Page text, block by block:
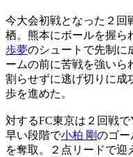
今大会初戦となった２回
栖。熊本にボールを握ら
歩夢のシュートで先制に
ームの前に苦戦を強いら
割らせずに逃げ切りに成
歩を進めた。
対するFC東京は２回戦
早い段階で小柏 剛のゴー
を奪取。２点リードで迎